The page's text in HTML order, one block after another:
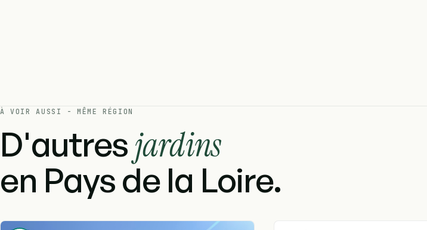
À VOIR AUSSI - MÊME RÉGION
D'autresjardins
en Pays de la Loire.